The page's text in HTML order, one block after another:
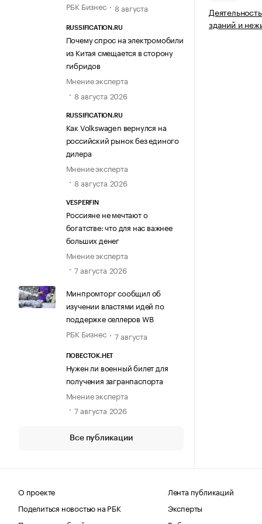
РБК Бизнес 8 августа
RUSSIFICATION.RU
Почему спрос на электромобили
из Китая смещается в сторону
гибридов
Мнение эксперта
8 августа 2026
RUSSIFICATION.RU
Как Volkswagen вернулся на
российский рынок без единого
дилера
Мнение эксперта
8 августа 2026
VESPERFIN
Россияне не мечтают о
богатстве: что для нас важнее
больших денег
Мнение эксперта
7 августа 2026
Минпромторг сообщил об
изучении властями идей по
поддержке селлеров WB
РБК Бизнес
7 августа
ПОВЕСТОК.НЕТ
Нужен ли военный билет для
получения загранпаспорта
Мнение эксперта
7 августа 2026
Все публикации
зданий и
О проекте
Поделиться новостью на РБК
Лента публикаций
Эксперты